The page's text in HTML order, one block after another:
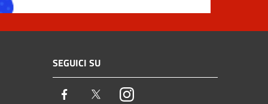
SEGUICI SU
Facebook TwitterInstagram